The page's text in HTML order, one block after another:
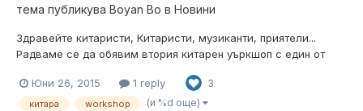
тема публикува Boyan Bo в Новини
Здравейте китаристи, Китаристи, музиканти, приятели...
Радваме се да обявим втория китарен уъркшоп с един от
Валентин Моновски от група Ювиги. Кога: 4ти Юли (събота)
Час: 19:30 Къде: Магазин MMG Дискусията ни ще протече
Юни 26, 2015 1 reply 3
китара workshop (и %d още)